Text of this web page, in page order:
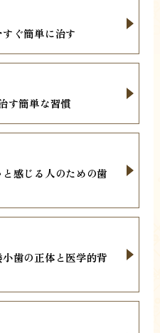
ぐ簡単に治す
す簡単な習慣
感じる人のための歯
歯の正体と医学的背